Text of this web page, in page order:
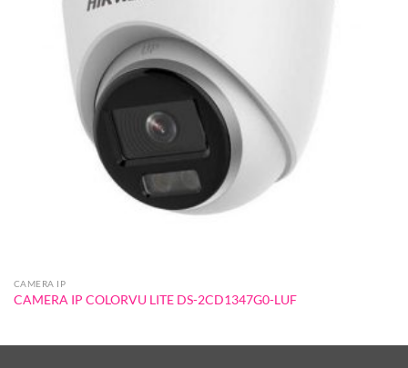
CAMERA IP
CAMERA IP COLORVU LITE DS-2CD1347G0-LUF